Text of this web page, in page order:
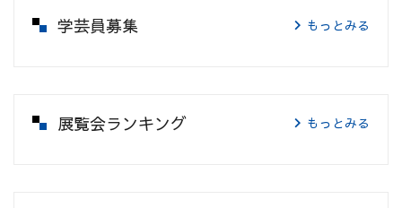
学芸員募集 もっとみる
展覧会ランキング もっとみる